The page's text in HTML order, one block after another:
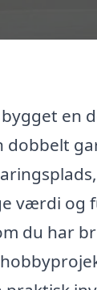
en
dobbelt
værdi og
du har